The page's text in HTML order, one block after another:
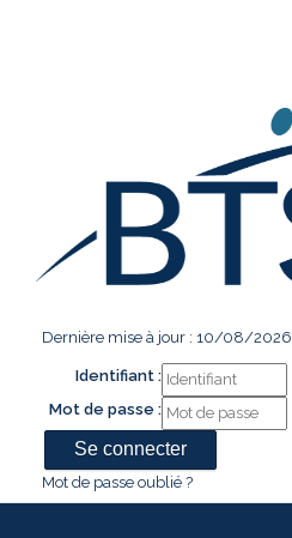
Dernière mise à jour : 10/08/2026
Identifiant :
Mot de passe :
Mot de passe oublié ?